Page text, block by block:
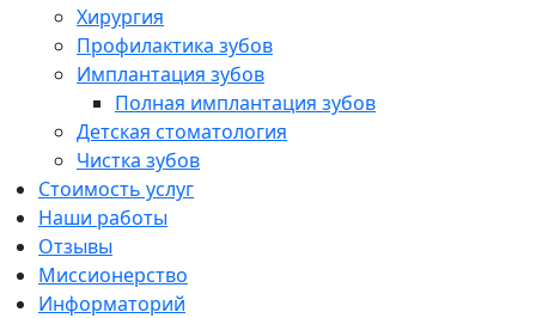
Хирургия
Профилактика зубов
Имплантация зубов
Полная имплантация зубов
Детская стоматология
Чистка зубов
Стоимость услуг
Наши работы
Отзывы
Миссионерство
Информаторий